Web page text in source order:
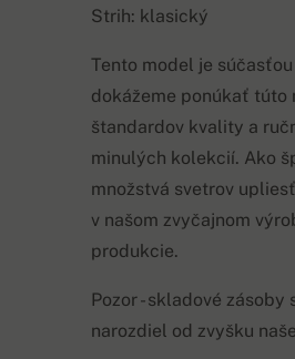
Strih: klasický
Tento model je
dokážeme ponúkať túto
štandardov kvality a
minulých kolekcií. Ako
množstvá svetrov
v našom zvyčajnom
produkcie.
Pozor - skladové
narozdiel od zvyšku